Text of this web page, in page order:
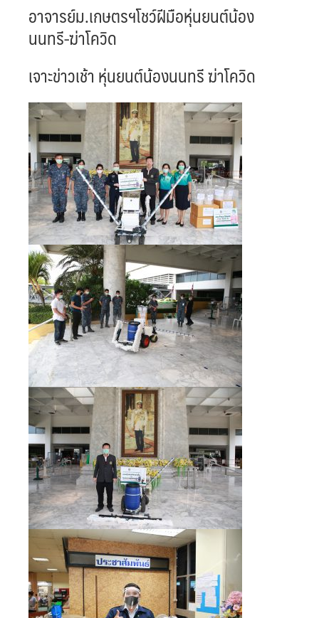
อาจารย์ม.เกษตรฯโชว์ฝีมือหุ่นยนต์น้อง
นนทรี-ฆ่าโควิด
เจาะข่าวเช้า หุ่นยนต์น้องนนทรี ฆ่าโควิด